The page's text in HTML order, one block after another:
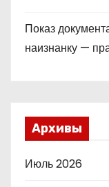
Показ
наизнанку —
Архивы
Июль 2026